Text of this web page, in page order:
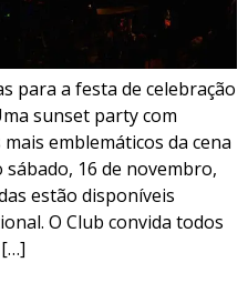
para a festa de celebração
sunset party com
emblemáticos da cena
16 de novembro,
estão disponíveis
O Club convida todos